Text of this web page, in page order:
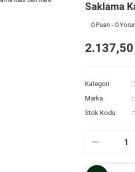
Saklama
0 Puan - 0
Kategori
Marka
Stok Kodu